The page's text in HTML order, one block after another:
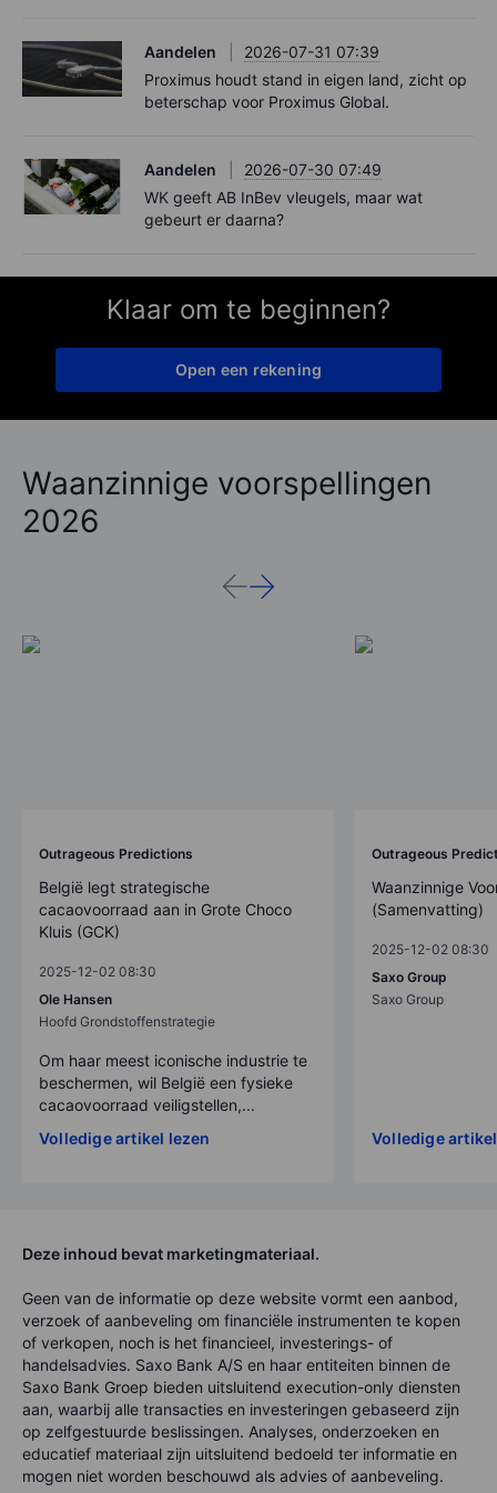
Aandelen
2026-07-31 07:39
Proximus houdt stand in eigen land, zicht op
beterschap voor Proximus Global.
Aandelen
2026-07-30 07:49
WK geeft AB InBev vleugels, maar wat
gebeurt er daarna?
Klaar om te beginnen?
Open een rekening
Waanzinnige voorspellingen
2026
Outrageous Predictions
België legt strategische
cacaovoorraad aan in Grote Choco
Kluis (GCK)
2025-12-02 08:30
Ole Hansen
Hoofd Grondstoffenstrategie
Om haar meest iconische industrie te
beschermen, wil België een fysieke
cacaovoorraad veiligstellen,...
Volledige artikel lezen
Outrageous
Waanzinnige
(Samenvatting)
2025-12-02 08:30
Saxo Group
Saxo Group
Volledige
Deze inhoud bevat marketingmateriaal.
Geen van de informatie op deze website vormt een aanbod,
verzoek of aanbeveling om financiële instrumenten te kopen
of verkopen, noch is het financieel, investerings- of
handelsadvies. Saxo Bank A/S en haar entiteiten binnen de
Saxo Bank Groep bieden uitsluitend execution-only diensten
aan, waarbij alle transacties en investeringen gebaseerd zijn
op zelfgestuurde beslissingen. Analyses, onderzoeken en
educatief materiaal zijn uitsluitend bedoeld ter informatie en
mogen niet worden beschouwd als advies of aanbeveling.